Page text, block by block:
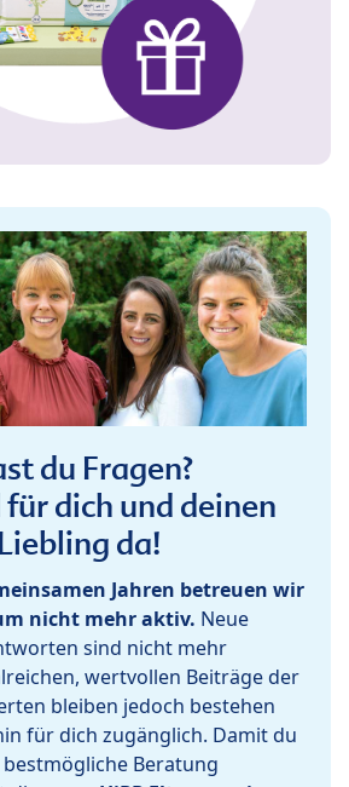
du Fragen?
dich und deinen
Liebling da!
Jahren betreuen wir
nicht mehr aktiv. Neue
sind nicht mehr
wertvollen Beiträge der
bleiben jedoch bestehen
für dich zugänglich. Damit du
Beratung